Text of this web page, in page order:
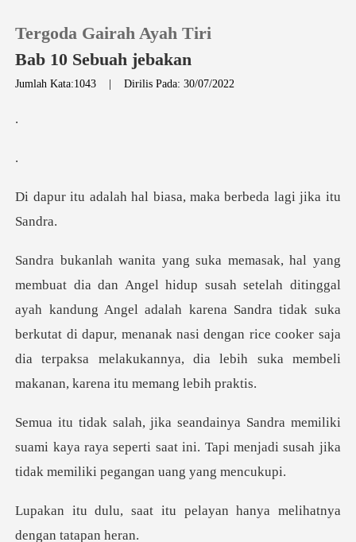
Riwayat Membaca
Keluar
Unduh Aplikasi
Tergoda Gairah Ayah Tiri
Bab 10 Sebuah jebakan
Jumlah Kata:1043 |Dirilis Pada: 30/07/2022
al biasa, maka berbeda
al
ayah kandung Angel adalah karena Sandra tidak suka
berkutat di dapur, menanak nasi dengan rice co
ki
suami kaya raya seperti saat ini. Tapi menjadi su
tu pelayan hanya melihat